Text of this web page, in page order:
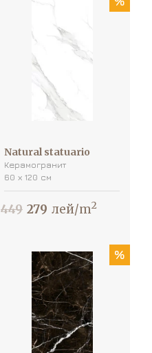
Natural statuario
Керамогранит
60 х 120 см
449 279 лей/m2
%